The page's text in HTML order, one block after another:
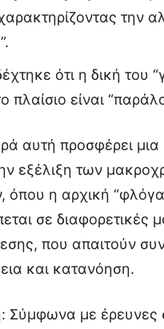
την
ότι η δική του
πλαίσιο είναι
αυτή προσφέρει μια
εξέλιξη των
όπου η αρχική
σε διαφορετικές
που απαιτούν
και κατανόηση.
Σύμφωνα με έρευνες